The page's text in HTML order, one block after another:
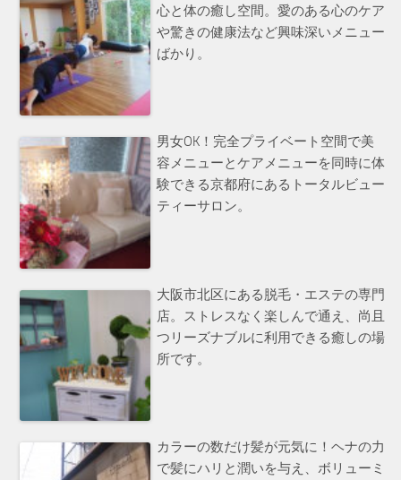
心と体の癒し空間。愛のある心のケア
や驚きの健康法など興味深いメニュー
ばかり。
男女OK！完全プライベート空間で美
容メニューとケアメニューを同時に体
験できる京都府にあるトータルビュー
ティーサロン。
大阪市北区にある脱毛・エステの専門
店。ストレスなく楽しんで通え、尚且
つリーズナブルに利用できる癒しの場
所です。
カラーの数だけ髪が元気に！ヘナの力
で髪にハリと潤いを与え、ボリューミ